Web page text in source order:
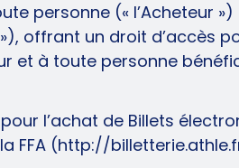
personne (« l’Acheteur
»), offrant un droit
à toute personne
l’achat de Billets
(http://